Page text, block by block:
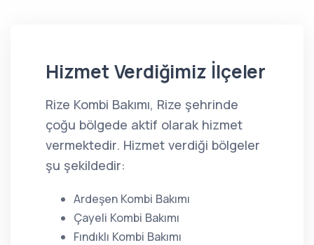
Hizmet Verdiğimiz İlçeler
Rize Kombi Bakımı, Rize şehrinde
çoğu bölgede aktif olarak hizmet
vermektedir. Hizmet verdiği bölgeler
şu şekildedir:
Ardeşen Kombi Bakımı
Çayeli Kombi Bakımı
Fındıklı Kombi Bakımı